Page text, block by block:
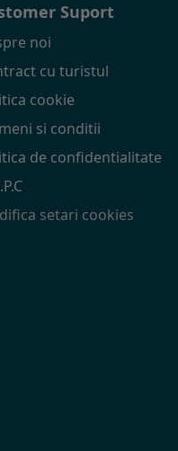
Suport
noi
cu turistul
cookie
si conditii
de confidentialitate
setari cookies